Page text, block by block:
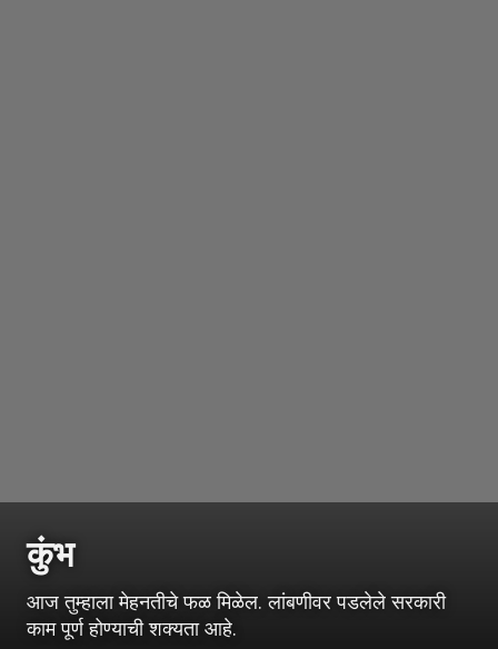
कुंभ
आज तुम्हाला मेहनतीचे फळ मिळेल. लांबणीवर पडलेले सरकारी
काम पूर्ण होण्याची शक्यता आहे.